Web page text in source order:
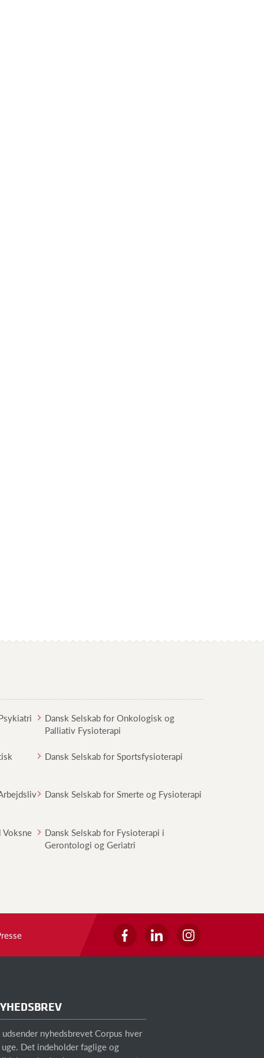
Dansk Selskab for Onkologisk og
Palliativ Fysioterapi
Dansk Selskab for Sportsfysioterapi
Dansk Selskab for Smerte og Fysioterapi
Voksne
Dansk Selskab for Fysioterapi i
Gerontologi og Geriatri
nyhedsbrevet Corpus hver
Det indeholder faglige og